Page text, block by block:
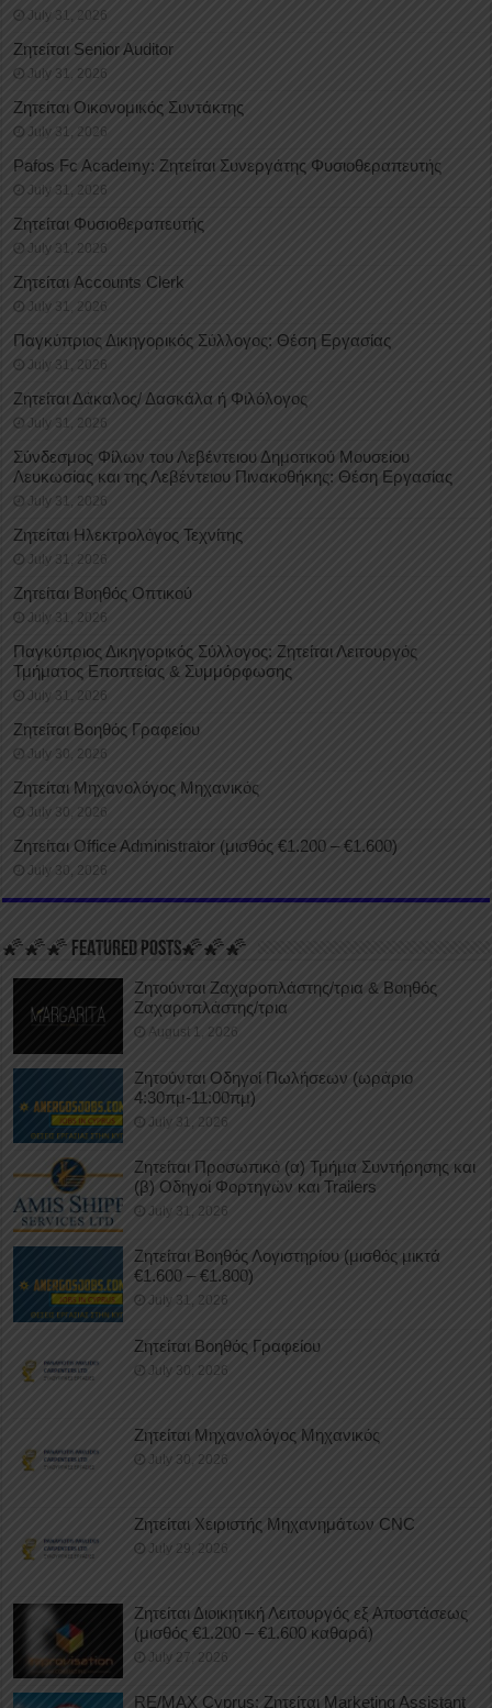
July 31, 2026
Ζητείται Senior Auditor
July 31, 2026
Ζητείται Οικονομικός Συντάκτης
July 31, 2026
Pafos Fc Academy: Ζητείται Συνεργάτης Φυσιοθεραπευτής
July 31, 2026
Ζητείται Φυσιοθεραπευτής
July 31, 2026
Ζητείται Accounts Clerk
July 31, 2026
Παγκύπριος Δικηγορικός Σύλλογος: Θέση Εργασίας
July 31, 2026
Ζητείται Δάκαλος/ Δασκάλα ή Φιλόλογος
July 31, 2026
Σύνδεσμος Φίλων του Λεβέντειου Δημοτικού Μουσείου
Λευκωσίας και της Λεβέντειου Πινακοθήκης: Θέση Εργασίας
July 31, 2026
Ζητείται Ηλεκτρολόγος Τεχνίτης
July 31, 2026
Ζητείται Βοηθός Οπτικού
July 31, 2026
Παγκύπριος Δικηγορικός Σύλλογος: Ζητείται Λειτουργός
Τμήματος Εποπτείας & Συμμόρφωσης
July 31, 2026
Ζητείται Βοηθός Γραφείου
July 30, 2026
Ζητείται Μηχανολόγος Μηχανικός
July 30, 2026
Ζητείται Office Administrator (μισθός €1.200 – €1.600)
July 30, 2026
🌠🌠🌠 FEATURED POSTS🌠🌠🌠
Ζητούνται Ζαχαροπλάστης/τρια & Βοηθός
Ζαχαροπλάστης/τρια
August 1, 2026
Ζητούνται Οδηγοί Πωλήσεων (ωράριο
4:30πμ-11:00πμ)
July 31, 2026
Ζητείται Προσωπικό (α) Τμήμα Συντήρησης και
(β) Οδηγοί Φορτηγών και Trailers
July 31, 2026
Ζητείται Βοηθός Λογιστηρίου (μισθός μικτά
€1.600 – €1.800)
July 31, 2026
Ζητείται Βοηθός Γραφείου
July 30, 2026
Ζητείται Μηχανολόγος Μηχανικός
July 30, 2026
Ζητείται Χειριστής Μηχανημάτων CNC
July 29, 2026
Ζητείται Διοικητική Λειτουργός εξ Αποστάσεως
(μισθός €1.200 – €1.600 καθαρά)
July 27, 2026
RE/MAX Cyprus: Ζητείται Marketing Assistant